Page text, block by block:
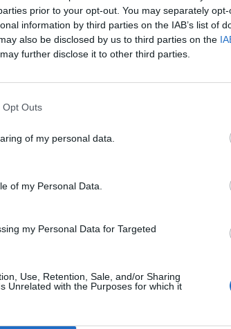
prior to your opt-out. You may separately
information by third parties on the IAB’s list of
also be disclosed by us to third parties on the
further disclose it to other third parties.
Opt Outs
of my personal data.
of my Personal Data.
my Personal Data for Targeted
Use, Retention, Sale, and/or Sharing
Unrelated with the Purposes for which it